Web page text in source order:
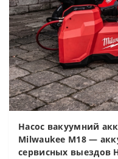
Насос вакуумний
Milwaukee M18 —
сервисных выездов